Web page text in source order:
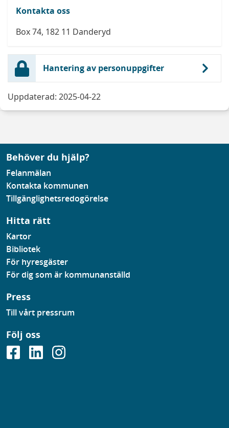
Kontakta oss
Box 74, 182 11 Danderyd
Hantering av personuppgifter
Uppdaterad: 2025-04-22
Behöver du hjälp?
Felanmälan
Kontakta kommunen
Tillgänglighetsredogörelse
Hitta rätt
Kartor
Bibliotek
För hyresgäster
För dig som är kommunanställd
Press
Till vårt pressrum
Följ oss